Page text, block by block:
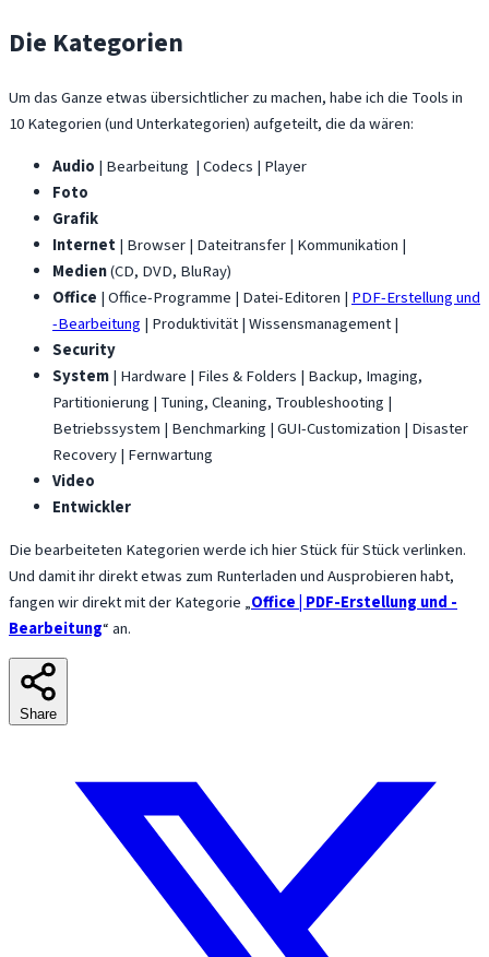
Die Kategorien
Um das Ganze etwas übersichtlicher zu machen, habe ich die Tools in
10 Kategorien (und Unterkategorien) aufgeteilt, die da wären:
Audio | Bearbeitung | Codecs | Player
Foto
Grafik
Internet| Browser | Dateitransfer | Kommunikation |
Medien(CD, DVD, BluRay)
Office | Office-Programme | Datei-Editoren | PDF-Erstellung und
-Bearbeitung | Produktivität | Wissensmanagement |
Security
System| Hardware | Files & Folders | Backup, Imaging,
Partitionierung | Tuning, Cleaning, Troubleshooting |
Betriebssystem | Benchmarking | GUI-Customization | Disaster
Recovery | Fernwartung
Video
Entwickler
Die bearbeiteten Kategorien werde ich hier Stück für Stück verlinken.
Und damit ihr direkt etwas zum Runterladen und Ausprobieren habt,
fangen wir direkt mit der Kategorie „Office | PDF-Erstellung und -
Bearbeitung“ an.
Share